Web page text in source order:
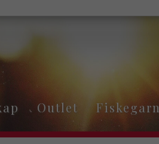
Outlet Fiskegarn